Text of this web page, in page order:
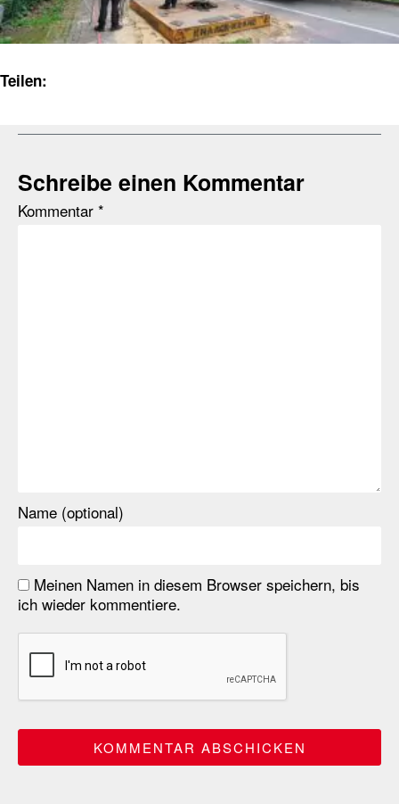
Teilen:
Schreibe einen Kommentar
Kommentar *
Name (optional)
Meinen Namen in diesem Browser speichern, bis
ich wieder kommentiere.